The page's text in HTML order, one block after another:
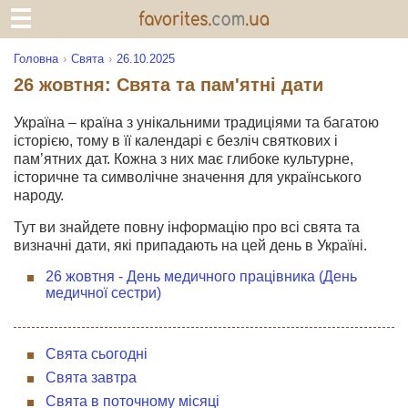
Головна Свята 26.10.2025
26 жовтня: Свята та пам'ятні дати
Україна – країна з унікальними традиціями та багатою
історією, тому в її календарі є безліч святкових і
пам’ятних дат. Кожна з них має глибоке культурне,
історичне та символічне значення для українського
народу.
Тут ви знайдете повну інформацію про всі свята та
визначні дати, які припадають на цей день в Україні.
26 жовтня - День медичного працівника (День
медичної сестри)
Свята сьогодні
Свята завтра
Свята в поточному місяці